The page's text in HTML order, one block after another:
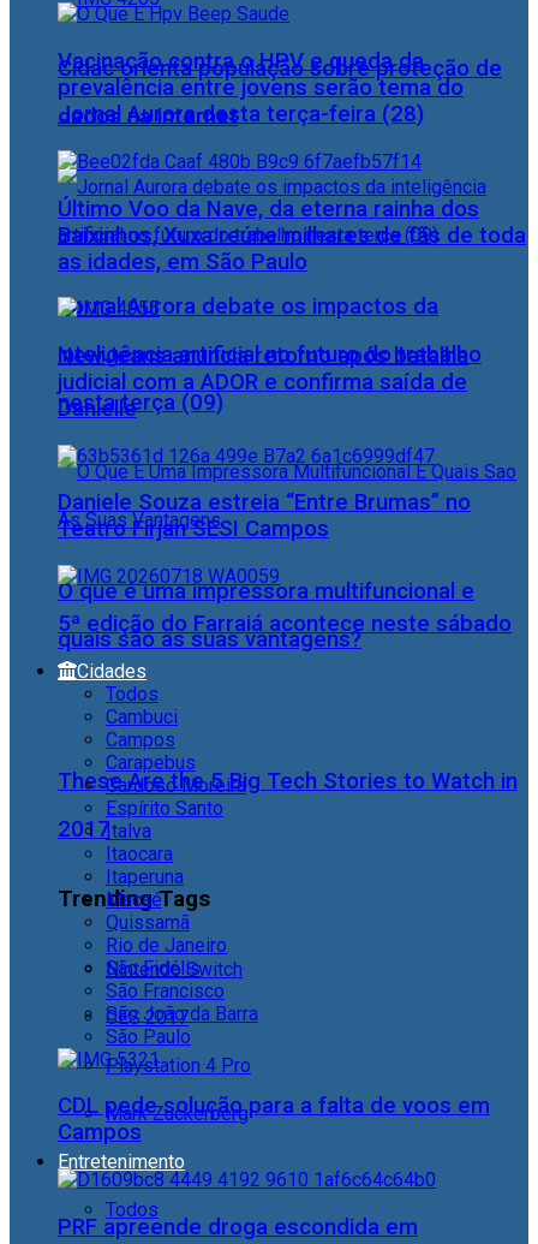
Cidac orienta população sobre proteção de
dados na internet
Jornal Aurora debate os impactos da
inteligência artificial no futuro do trabalho
nesta terça (09)
O que é uma impressora multifuncional e
quais são as suas vantagens?
These Are the 5 Big Tech Stories to Watch in
2017
Trending Tags
Nintendo Switch
CES 2017
Playstation 4 Pro
Mark Zuckerberg
Entretenimento
Todos
Vacinação contra o HPV e queda da
prevalência entre jovens serão tema do
Jornal Aurora desta terça-feira (28)
Último Voo da Nave, da eterna rainha dos
Baixinhos, Xuxa reúne milhares de fãs de toda
as idades, em São Paulo
NewJeans anuncia retorno após batalha
judicial com a ADOR e confirma saída de
Danielle
Daniele Souza estreia “Entre Brumas” no
Teatro Firjan SESI Campos
5ª edição do Farraiá acontece neste sábado
Cidades
Todos
Cambuci
Campos
Carapebus
Cardoso Moreira
Espírito Santo
Italva
Itaocara
Itaperuna
Macaé
Quissamã
Rio de Janeiro
São Fidélis
São Francisco
São João da Barra
São Paulo
CDL pede solução para a falta de voos em
Campos
PRF apreende droga escondida em